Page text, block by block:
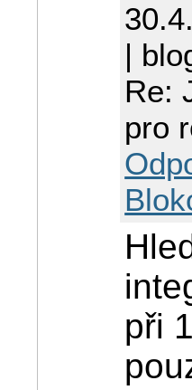
|
Re:
pro
při